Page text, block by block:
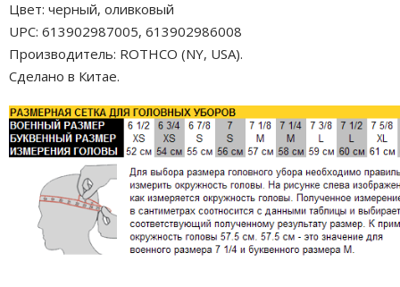
Цвет: черный, оливковый
UPC: 613902987005, 613902986008
Производитель: ROTHCO (NY, USA).
Сделано в Китае.